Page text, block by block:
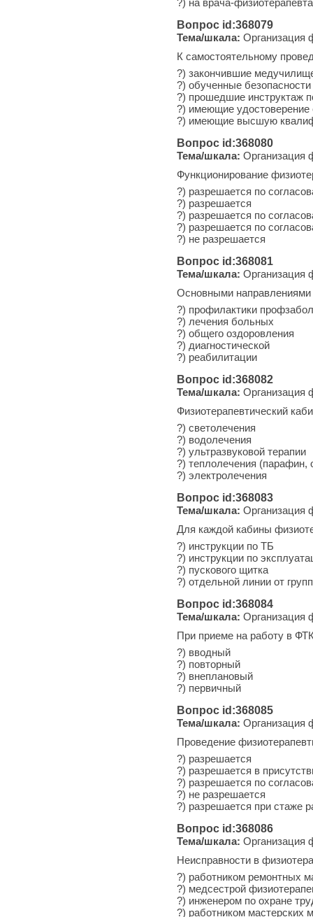
Вопрос id:368079
Тема/шкала: Организация
К самостоятельному
?) закончившие
?) обученные
?) прошедшие инструктаж
?) имеющие удостоверение
?) имеющие высшую
Вопрос id:368080
Тема/шкала: Организация
Функционирование
?) разрешается по
?) разрешается
?) разрешается по
?) разрешается по
?) не разрешается
Вопрос id:368081
Тема/шкала: Организация
Основными направлениями
?) профилактики
?) лечения больных
?) общего оздоровления
?) диагностической
?) реабилитации
Вопрос id:368082
Тема/шкала: Организация
Физиотерапевтический
?) светолечения
?) водолечения
?) ультразвуковой терапии
?) теплолечения (парафин,
?) электролечения
Вопрос id:368083
Тема/шкала: Организация
Для каждой кабины
?) инструкции по ТБ
?) инструкции по
?) пускового щитка
?) отдельной линии от
Вопрос id:368084
Тема/шкала: Организация
При приеме на работу в
?) вводный
?) повторный
?) внеплановый
?) первичный
Вопрос id:368085
Тема/шкала: Организация
Проведение
?) разрешается
?) разрешается в
?) разрешается по
?) не разрешается
?) разрешается при стаже
Вопрос id:368086
Тема/шкала: Организация
Неисправности в
?) работником ремонтных
?) медсестрой
?) инженером по охране
?) работником мастерских